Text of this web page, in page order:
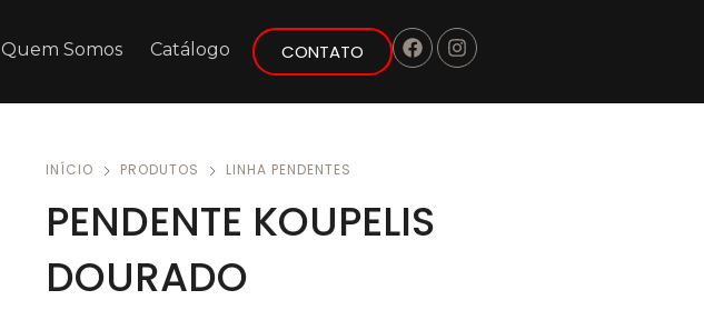
Quem Somos Catálogo CONTATO
INÍCIO PRODUTOS LINHA PENDENTES
PENDENTE KOUPELIS
DOURADO